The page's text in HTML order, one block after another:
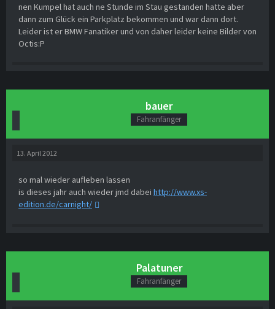
nen Kumpel hat auch ne Stunde im Stau gestanden hatte aber
dann zum Glück ein Parkplatz bekommen und war dann dort.
Leider ist er BMW Fanatiker und von daher leider keine Bilder von
Octis:P
bauer
Fahranfänger
13. April 2012
so mal wieder aufleben lassen
is dieses jahr auch wieder jmd dabei http://www.xs-
edition.de/carnight/
Palatuner
Fahranfänger